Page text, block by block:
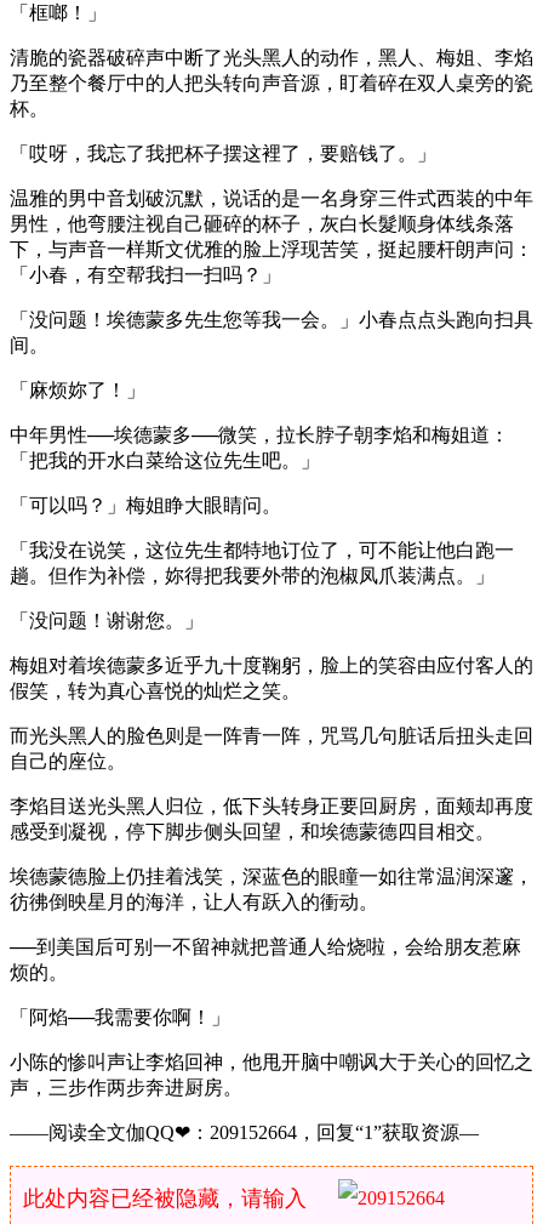
「框啷！」
清脆的瓷器破碎声中断了光头黑人的动作，黑人、梅姐、李焰
乃至整个餐厅中的人把头转向声音源，盯着碎在双人桌旁的瓷
杯。
「哎呀，我忘了我把杯子摆这裡了，要赔钱了。」
温雅的男中音划破沉默，说话的是一名身穿三件式西装的中年
男性，他弯腰注视自己砸碎的杯子，灰白长髮顺身体线条落
下，与声音一样斯文优雅的脸上浮现苦笑，挺起腰杆朗声问：
「小春，有空帮我扫一扫吗？」
「没问题！埃德蒙多先生您等我一会。」小春点点头跑向扫具
间。
「麻烦妳了！」
中年男性──埃德蒙多──微笑，拉长脖子朝李焰和梅姐道：
「把我的开水白菜给这位先生吧。」
「可以吗？」梅姐睁大眼睛问。
「我没在说笑，这位先生都特地订位了，可不能让他白跑一
趟。但作为补偿，妳得把我要外带的泡椒凤爪装满点。」
「没问题！谢谢您。」
梅姐对着埃德蒙多近乎九十度鞠躬，脸上的笑容由应付客人的
假笑，转为真心喜悦的灿烂之笑。
而光头黑人的脸色则是一阵青一阵，咒骂几句脏话后扭头走回
自己的座位。
李焰目送光头黑人归位，低下头转身正要回厨房，面颊却再度
感受到凝视，停下脚步侧头回望，和埃德蒙德四目相交。
埃德蒙德脸上仍挂着浅笑，深蓝色的眼瞳一如往常温润深邃，
彷彿倒映星月的海洋，让人有跃入的衝动。
──到美国后可别一不留神就把普通人给烧啦，会给朋友惹麻
烦的。
「阿焰──我需要你啊！」
小陈的惨叫声让李焰回神，他甩开脑中嘲讽大于关心的回忆之
声，三步作两步奔进厨房。
——阅读全文伽QQ❤：209152664，回复“1”获取资源—
此处内容已经被隐藏，请输入